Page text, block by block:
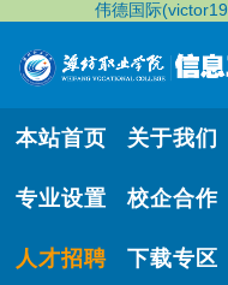
伟德国际
本站首页 关于我们
专业设置 校企合作
人才招聘 下载专区